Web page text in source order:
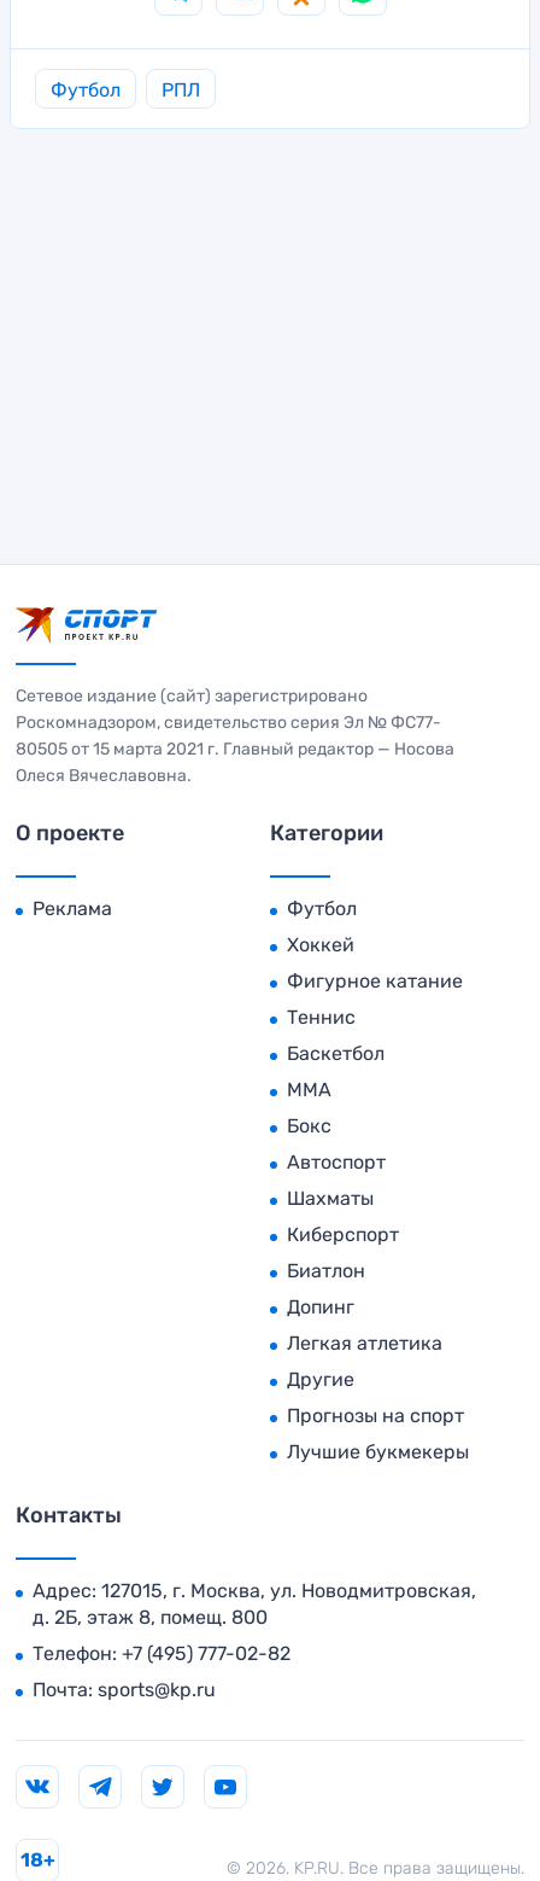
Футбол РПЛ
Сетевое издание (сайт) зарегистрировано
Роскомнадзором, свидетельство серия Эл № ФС77-
80505 от 15 марта 2021 г. Главный редактор — Носова
Олеся Вячеславовна.
О проекте
Реклама
Категории
Футбол
Хоккей
Фигурное катание
Теннис
Баскетбол
MMA
Бокс
Автоспорт
Шахматы
Киберспорт
Биатлон
Допинг
Легкая атлетика
Другие
Прогнозы на спорт
Лучшие букмекеры
Контакты
Адрес: 127015, г. Москва, ул. Новодмитровская,
д. 2Б, этаж 8, помещ. 800
Телефон: +7 (495) 777-02-82
Почта: sports@kp.ru
© 2026. KP.RU. Все права защищены.
18+